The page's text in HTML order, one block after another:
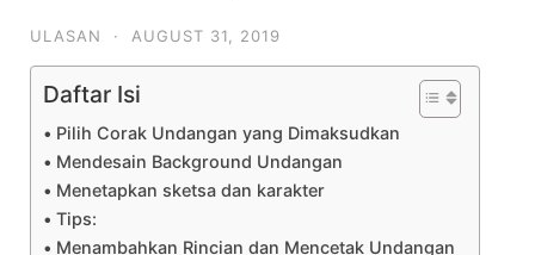
ULASAN · AUGUST 31, 2019
Daftar Isi
Pilih Corak Undangan yang Dimaksudkan
Mendesain Background Undangan
Menetapkan sketsa dan karakter
Tips:
Menambahkan Rincian dan Mencetak Undangan